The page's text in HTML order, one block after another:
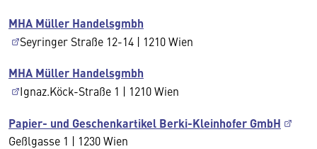
MHA Müller Handelsgmbh
Seyringer Straße 12-14 | 1210 Wien
MHA Müller Handelsgmbh
Ignaz.Köck-Straße 1 | 1210 Wien
Papier- und Geschenkartikel Berki-Kleinhofer GmbH
Geßlgasse 1 | 1230 Wien